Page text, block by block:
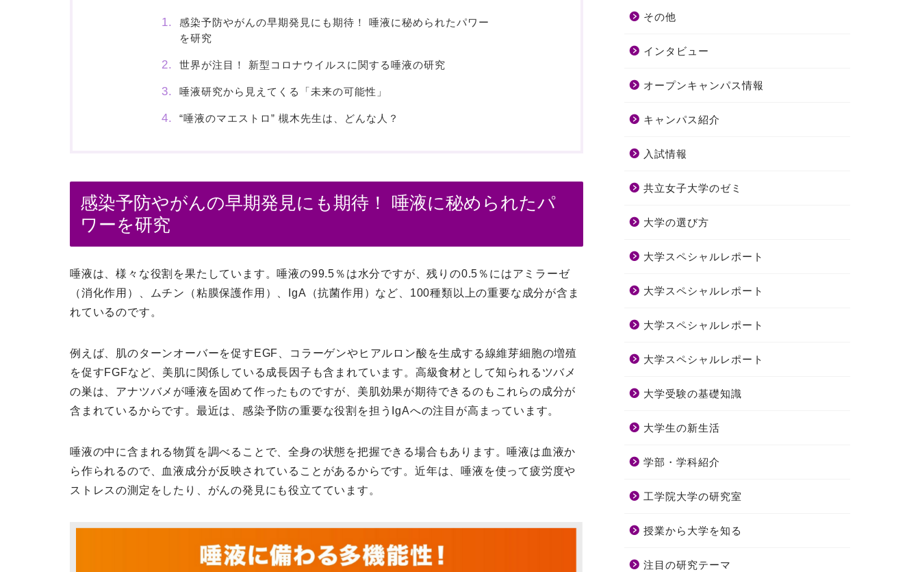
感染予防やがんの早期発見にも期待！ 唾液に秘められたパワー
を研究
世界が注目！ 新型コロナウイルスに関する唾液の研究
唾液研究から見えてくる「未来の可能性」
“唾液のマエストロ” 槻木先生は、どんな人？
感染予防やがんの早期発見にも期待！ 唾液に秘められたパ
ワーを研究
唾液は、様々な役割を果たしています。唾液の99.5％は水分ですが、残りの0.5％にはアミラーゼ
（消化作用）、ムチン（粘膜保護作用）、IgA（抗菌作用）など、100種類以上の重要な成分が含ま
れているのです。
例えば、肌のターンオーバーを促すEGF、コラーゲンやヒアルロン酸を生成する線維芽細胞の増殖
を促すFGFなど、美肌に関係している成長因子も含まれています。高級食材として知られるツバメ
の巣は、アナツバメが唾液を固めて作ったものですが、美肌効果が期待できるのもこれらの成分が
含まれているからです。最近は、感染予防の重要な役割を担うIgAへの注目が高まっています。
唾液の中に含まれる物質を調べることで、全身の状態を把握できる場合もあります。唾液は血液か
ら作られるので、血液成分が反映されていることがあるからです。近年は、唾液を使って疲労度や
ストレスの測定をしたり、がんの発見にも役立てています。
その他
インタビュー
オープンキャンパス情報
キャンパス紹介
入試情報
共立女子大学のゼミ
大学の選び方
大学スペシャルレポート
大学スペシャルレポート
大学スペシャルレポート
大学スペシャルレポート
大学受験の基礎知識
大学生の新生活
学部・学科紹介
工学院大学の研究室
授業から大学を知る
注目の研究テーマ